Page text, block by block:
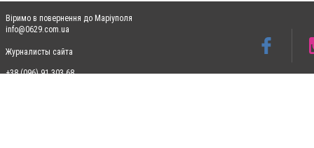
Віримо в повернення до Маріуполя
info@0629.com.ua
Журналисты сайта
+38 (096) 91 303 68